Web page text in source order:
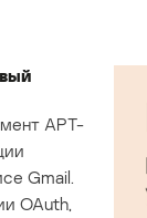
APT-
Gmail.
OAuth,